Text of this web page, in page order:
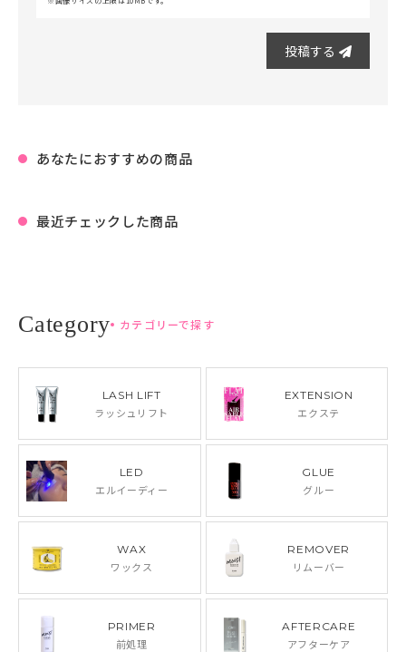
投稿する
あなたにおすすめの商品
最近チェックした商品
カテゴリーで探す
LASH LIFT
ラッシュリフト
EXTENSION
エクステ
LED
エルイーディー
GLUE
グルー
WAX
ワックス
REMOVER
リムーバー
PRIMER
前処理
AFTERCARE
アフターケア